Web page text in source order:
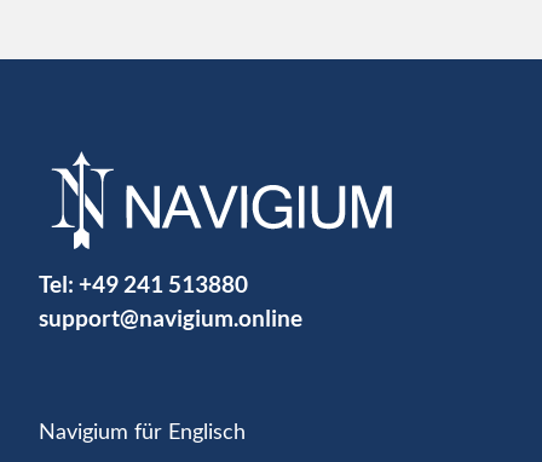
Tel: +49 241 513880
support@navigium.online
Navigium für Englisch